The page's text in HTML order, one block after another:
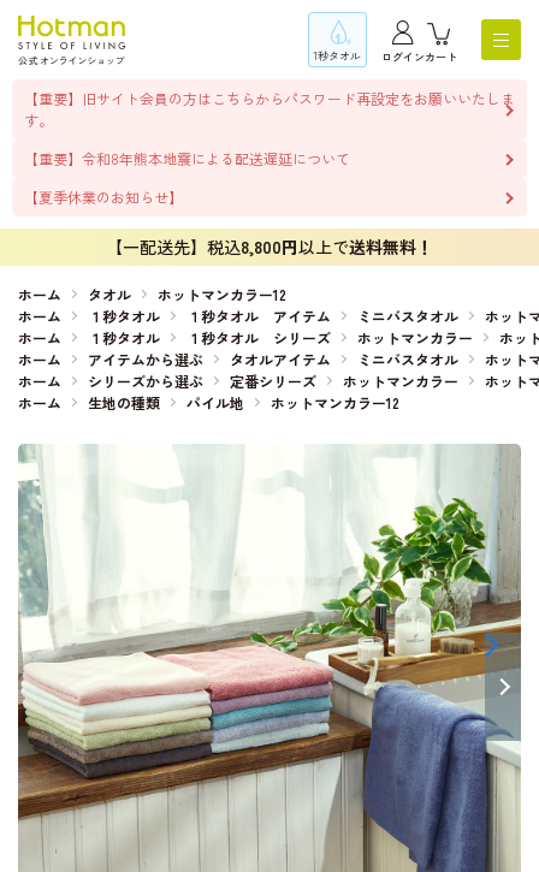
1秒タオル ログインカート
【重要】旧サイト会員の方はこちらからパスワード再設定をお願いいたしま
す。
【重要】令和8年熊本地震による配送遅延について
【夏季休業のお知らせ】
【一配送先】税込8,800円以上で送料無料！
ホーム タオル
ホットマンカラー12
ホーム
１秒タオル １秒タオル アイテム ミニバスタオル
ホット
ホーム
１秒タオル １秒タオル シリーズ ホットマンカラー
ホッ
ホーム
アイテムから選ぶ タオルアイテム ミニバスタオル
ホット
ホーム
シリーズから選ぶ 定番シリーズ ホットマンカラー
ホット
ホーム
生地の種類 パイル地 ホットマンカラー12